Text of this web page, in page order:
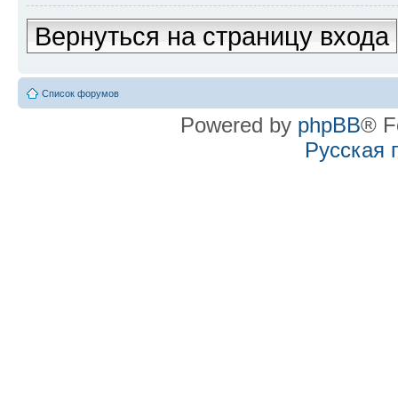
Вернуться на страницу входа
Список форумов
Powered by phpBB®
Русская